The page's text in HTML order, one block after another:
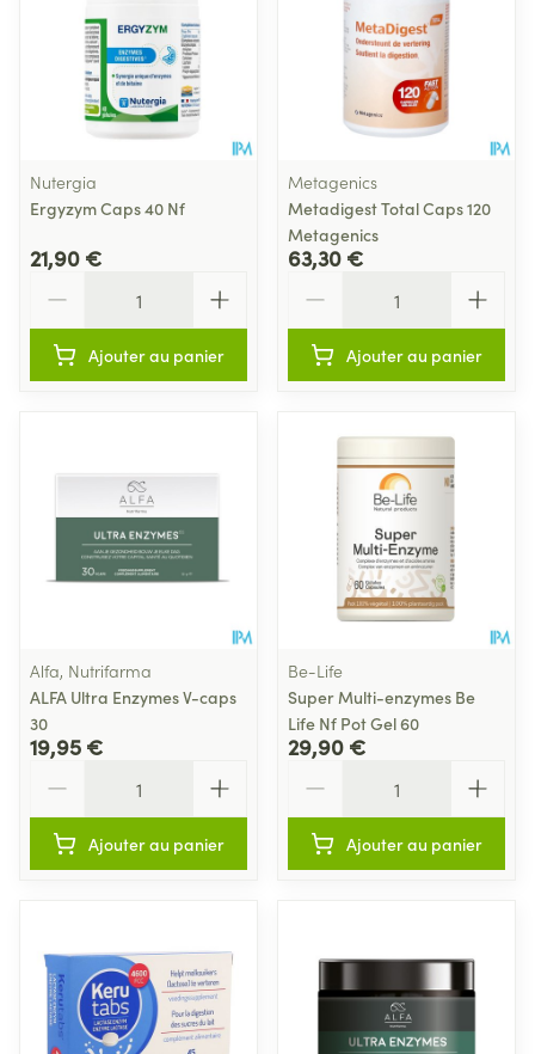
Nutergia
Ergyzym Caps 40 Nf
21,90 €
Ajouter au panier
Metagenics
Metadigest Total Caps 120
Metagenics
63,30 €
Ajouter au panier
Alfa, Nutrifarma
ALFA Ultra Enzymes V-caps
30
19,95 €
Ajouter au panier
Be-Life
Super Multi-enzymes Be
Life Nf Pot Gel 60
29,90 €
Ajouter au panier